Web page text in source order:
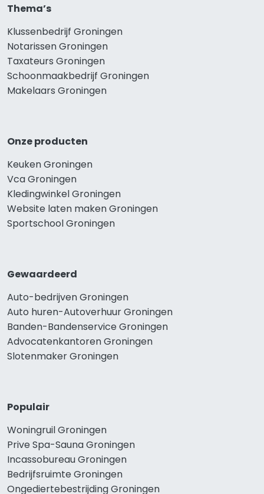
Thema’s
Klussenbedrijf Groningen
Notarissen Groningen
Taxateurs Groningen
Schoonmaakbedrijf Groningen
Makelaars Groningen
Onze producten
Keuken Groningen
Vca Groningen
Kledingwinkel Groningen
Website laten maken Groningen
Sportschool Groningen
Gewaardeerd
Auto-bedrijven Groningen
Auto huren-Autoverhuur Groningen
Banden-Bandenservice Groningen
Advocatenkantoren Groningen
Slotenmaker Groningen
Populair
Woningruil Groningen
Prive Spa-Sauna Groningen
Incassobureau Groningen
Bedrijfsruimte Groningen
Ongediertebestrijding Groningen